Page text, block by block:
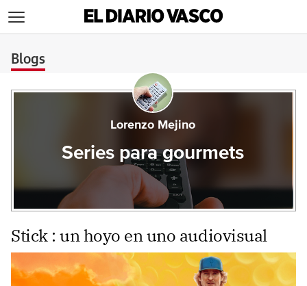
Blogs
Lorenzo Mejino
Series para gourmets
Stick : un hoyo en uno audiovisual